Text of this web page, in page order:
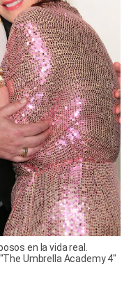
en la vida real.
Umbrella Academy 4"